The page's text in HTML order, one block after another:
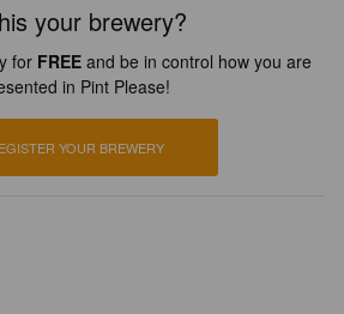
your brewery?
for FREE and be in control how you are
in Pint Please!
YOUR BREWERY